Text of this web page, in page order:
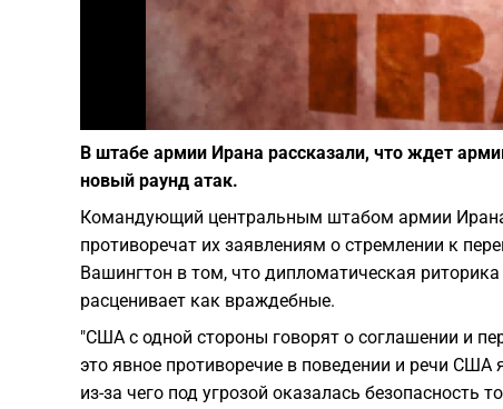
В штабе армии Ирана рассказали, что ждет
новый раунд атак.
Командующий центральным штабом армии
противоречат их заявлениям о стремлении к
Вашингтон в том, что дипломатическая
расценивает как враждебные.
"США с одной стороны говорят о соглашении и
это явное противоречие в поведении и речи США
из-за чего под угрозой оказалась